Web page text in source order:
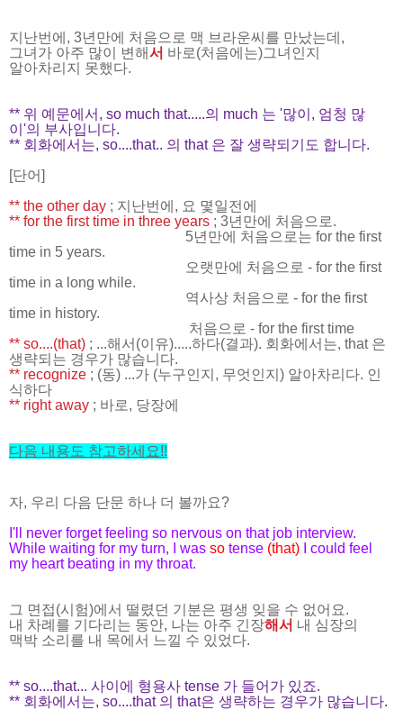
지난번에, 3년만에 처음으로 맥 브라운씨를 만났는데,
그녀가 아주 많이 변해서 바로(처음에는)그녀인지
알아차리지 못했다.
** 위 예문에서, so much that.....의 much 는 '많이, 엄청 많
이'의 부사입니다.
** 회화에서는, so....that.. 의 that 은 잘 생략되기도 합니다.
[단어]
** the other day ; 지난번에, 요 몇일전에
** for the first time in three years ; 3년만에 처음으로.
5년만에 처음으로는 for the first
time in 5 years.
오랫만에 처음으로 - for the first
time in a long while.
역사상 처음으로 - for the first
time in history.
처음으로 - for the first time
** so....(that) ; ...해서(이유).....하다(결과). 회화에서는, that 은
생략되는 경우가 많습니다.
** recognize ; (동) ...가 (누구인지, 무엇인지) 알아차리다. 인
식하다
** right away ; 바로, 당장에
다음 내용도 참고하세요!!
자, 우리 다음 단문 하나 더 볼까요?
I'll never forget feeling so nervous on that job interview.
While waiting for my turn, I was so tense (that)
I could feel
my heart beating in my throat.
그 면접(시험)에서 떨렸던 기분은 평생 잊을 수 없어요.
내 차례를 기다리는 동안, 나는 아주 긴장해서 내 심장의
맥박 소리를 내 목에서 느낄 수 있었다.
** so....that... 사이에 형용사 tense 가 들어가 있죠.
** 회화에서는, so....that 의 that은 생략하는 경우가 많습니다.